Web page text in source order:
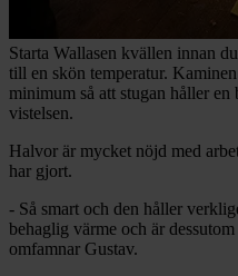
Starta Wallasen kvällen innan
till en skön temperatur.
minimum så att stugan håller
vistelsen.
Halvor är mycket nöjd med
har gjort.
- Så smart och den håller
behaglig värme och är
omfamnar Gustav.